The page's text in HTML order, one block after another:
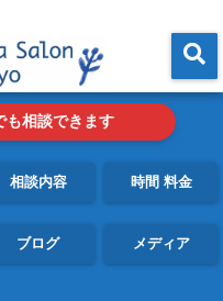
も相談できます
相談内容 時間 料金
ブログ メディア